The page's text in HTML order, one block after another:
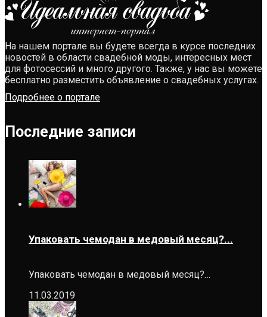
На нашем портале вы будете всегда в курсе последних
новостей в области свадебной моды, интересных мест
для фотосессий и много другого. Также, у нас вы можете
бесплатно разместить объявление о свадебных услугах.
Подробнее о портале
Последние записи
Упаковать чемодан в медовый месяц?...
Упаковать чемодан в медовый месяц?…
11.03.2019